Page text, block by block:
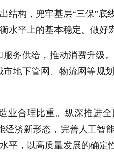
结构，兜牢基层“三保”底
平上的基本稳定。做好
务供给，推动消费升级
地下管网、物流网等规
业合理比重。纵深推进
济新形态，完善人工智
，以高质量发展的确定